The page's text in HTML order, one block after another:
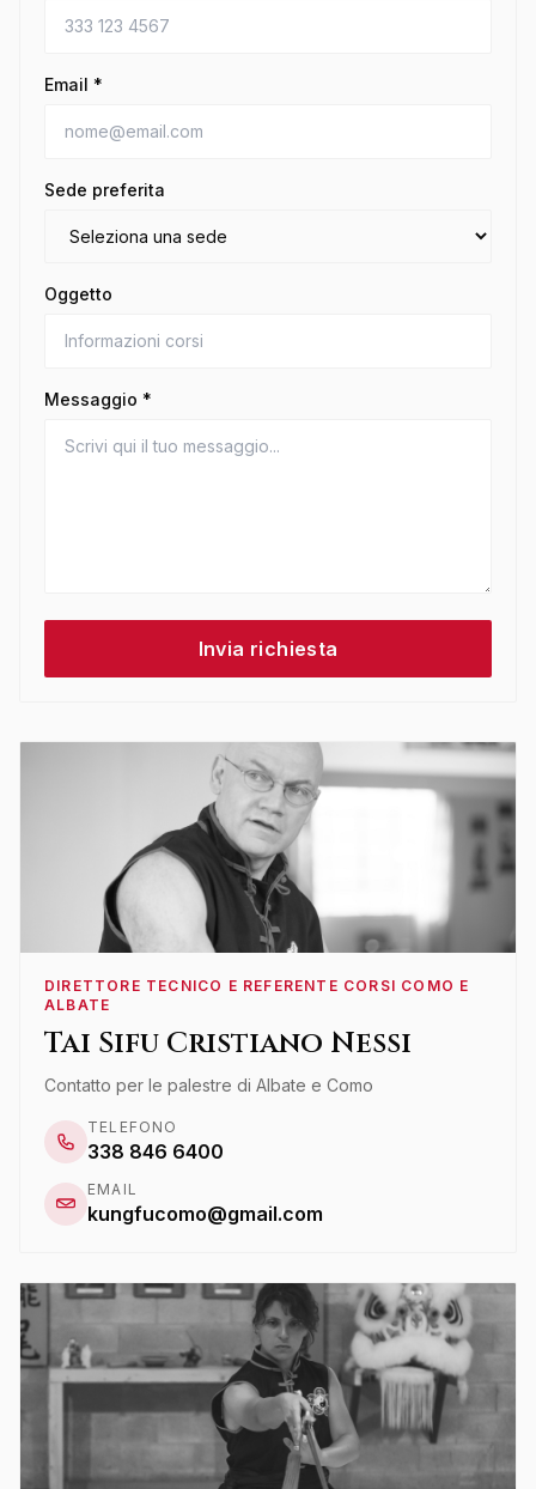
Email *
Sede preferita
Oggetto
Messaggio *
Invia richiesta
DIRETTORE TECNICO E REFERENTE CORSI COMO E
ALBATE
Tai Sifu Cristiano Nessi
Contatto per le palestre di Albate e Como
TELEFONO
338 846 6400
EMAIL
kungfucomo@gmail.com